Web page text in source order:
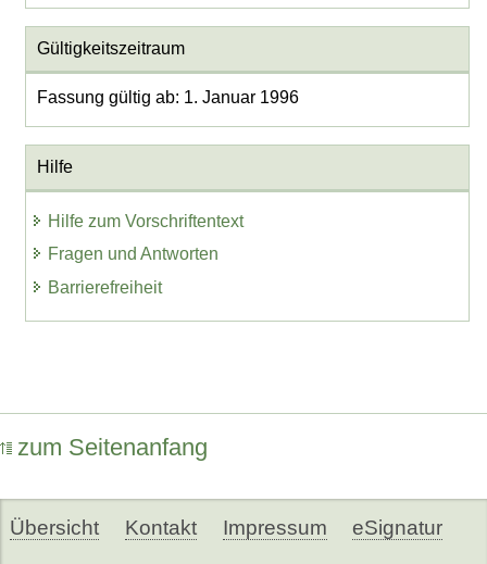
Gültigkeitszeitraum
Fassung gültig ab: 1. Januar 1996
Hilfe
Hilfe zum Vorschriftentext
Fragen und Antworten
Barrierefreiheit
zum Seitenanfang
Übersicht Kontakt Impressum eSignatur